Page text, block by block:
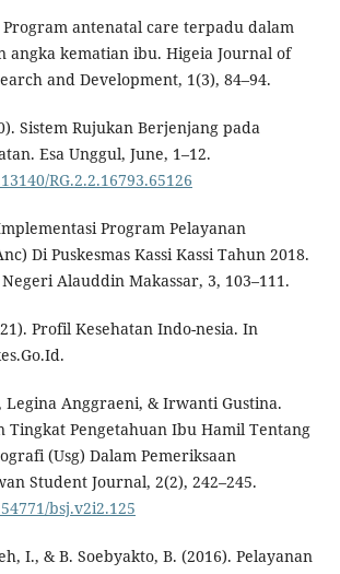
Program antenatal care terpadu dalam
angka kematian ibu. Higeia Journal of
and Development, 1(3), 84–94.
Sistem Rujukan Berjenjang pada
Esa Unggul, June, 1–12.
RG.2.2.16793.65126
Program Pelayanan
Di Puskesmas Kassi Kassi Tahun 2018.
Alauddin Makassar, 3, 103–111.
Profil Kesehatan Indo-nesia. In
Legina Anggraeni, & Irwanti Gustina.
Tingkat Pengetahuan Ibu Hamil Tentang
(Usg) Dalam Pemeriksaan
Student Journal, 2(2), 242–245.
bsj.v2i2.125
I., & B. Soebyakto, B. (2016). Pelayanan